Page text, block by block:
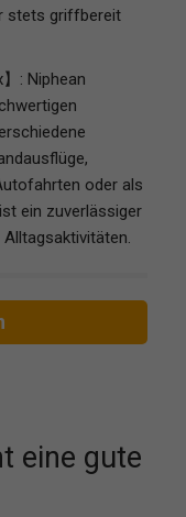
stets griffbereit
: Niphean
oder als
ein zuverlässiger
eine gute